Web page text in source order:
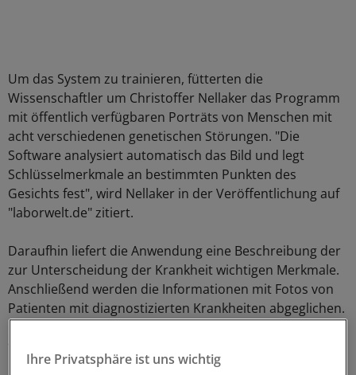
Um das System zu trainieren, fütterten die
Wissenschaftler um Christoffer Nellaker das Programm
mit öffentlich verfügbaren Porträts von Menschen mit
acht verschiedenen genetischen Störungen. "Die
Software analysiert automatisch das Bild und legt
Schlüsselmerkmale an bestimmten Punkten des
Gesichts fest", wird Nellaker in der Veröffentlichung auf
"laborwelt.de" zitiert.
Daraufhin liefert die Anwendung eine Beschreibung der
zur Unterscheidung der Krankheit wichtigen Merkmale.
Anschließend werden die Informationen mit Fotos von
Patienten mit diagnostizierten Krankheiten abgeglichen.
Prognose.
Ihre Privatsphäre ist uns wichtig